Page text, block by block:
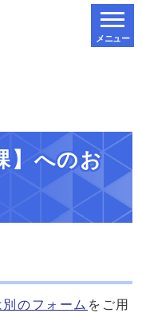
メニュー
】へのお
のフォーム をご用